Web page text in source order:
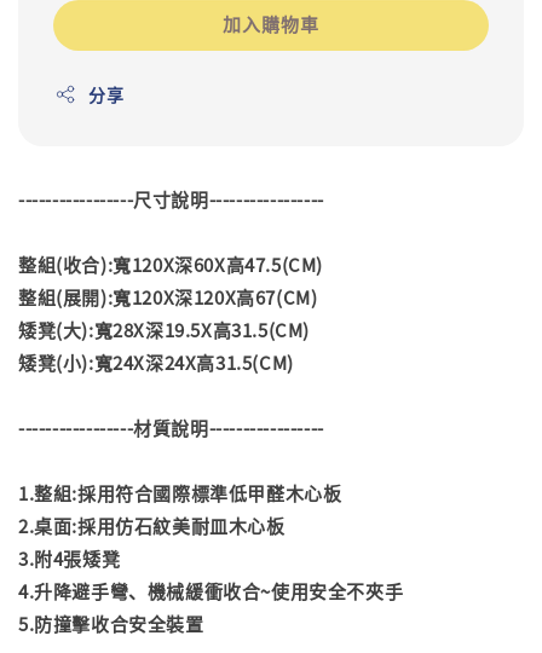
加入購物車
分享
-----------------尺寸說明-----------------
整組(收合):寬120X深60X高47.5(CM)
整組(展開):寬120X深120X高67(CM)
矮凳(大):寬28X深19.5X高31.5(CM)
矮凳(小):寬24X深24X高31.5(CM)
-----------------材質說明-----------------
1.整組:採用符合國際標準低甲醛木心板
2.桌面:採用仿石紋美耐皿木心板
3.附4張矮凳
4.升降避手彎、機械緩衝收合~使用安全不夾手
5.防撞擊收合安全裝置